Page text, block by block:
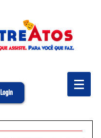
Login